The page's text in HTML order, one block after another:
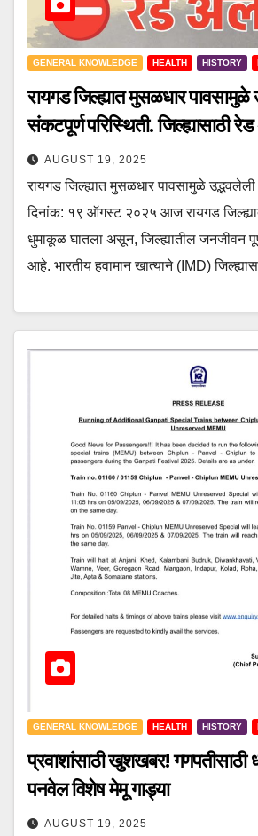
GENERAL KNOWLEDGE HEALTH HISTORY
रायगड जिल्ह्यात मुसळधार पावसामुळे
संकटपूर्ण परिस्थिती. जिल्ह्यासाठी
AUGUST 19, 2025
रायगड जिल्ह्यात मुसळधार पावसामुळे
दिनांक: १९ ऑगस्ट २०२५ आज रायगड
धुमाकूळ घातला असून, जिल्ह्यातील जनजीवन
आहे. भारतीय हवामान खात्याने (IMD)
GENERAL KNOWLEDGE HEALTH HISTORY
प्रवाशांसाठी खुशखबर! गणपतीसाठी
पनवेल विशेष मेमू गाड्या
AUGUST 19, 2025